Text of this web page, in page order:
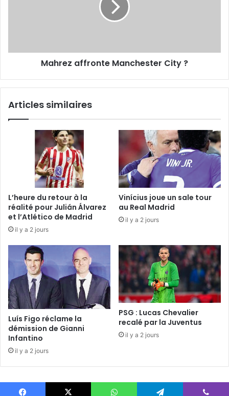
Mahrez affronte Manchester City ?
Articles similaires
L’heure du retour à la
réalité pour Julián Álvarez
et l’Atlético de Madrid
il y a 2 jours
Vinícius joue un sale tour
au Real Madrid
il y a 2 jours
Luís Figo réclame la
démission de Gianni
Infantino
il y a 2 jours
PSG : Lucas Chevalier
recalé par la Juventus
il y a 2 jours